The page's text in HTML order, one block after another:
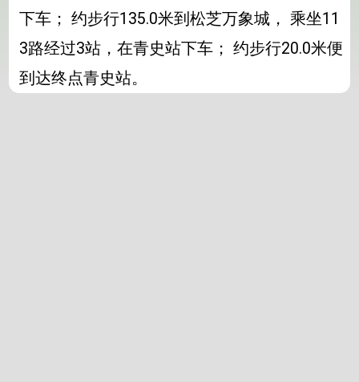
下车； 约步行135.0米到松芝万象城， 乘坐11
3路经过3站，在青史站下车； 约步行20.0米便
到达终点青史站。